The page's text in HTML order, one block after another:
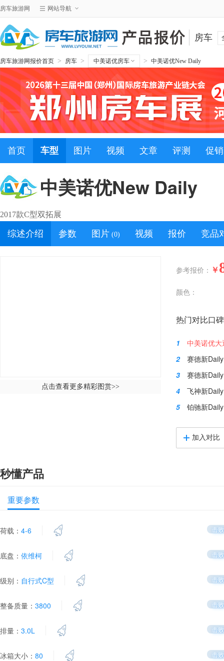
房车旅游网 网站导航
房车
房车旅游网报价首页 > 房车 > 中美诺优房车 > 中美诺优New Daily
首页 车型 图片 视频 文章 评测 促销
中美诺优New Daily
2017款C型双拓展
综述介绍 参数 图片 (0) 视频 报价 竞品
点击查看更多精彩图赏>>
参考报价： ￥
颜色：
热门对比口
1
中美诺优
2
赛德新Daily
3
赛德新Daily（
4
飞神新Daily
5
铂驰新Daily(欧
加入对比
秒懂产品
重要参数
荷载： 4-6 击
底盘： 依维柯 击
级别： 自行式C型 击
整备质量： 3800 击
排量： 3.0L 击
冰箱大小： 80 击